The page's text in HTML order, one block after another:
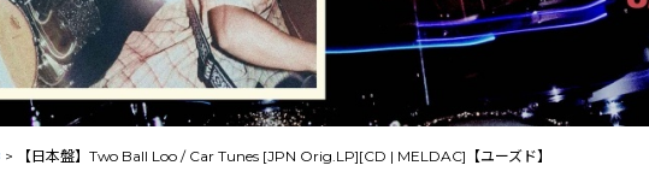
> 【日本盤】Two Ball Loo / Car Tunes [JPN Orig.LP][CD | MELDAC]【ユーズド】